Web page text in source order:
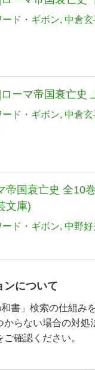
ード・ギボン 中倉玄
ーマ帝国衰亡史
ード・ギボン 中倉玄
帝国衰亡史 全10
文庫)
ード・ギボン 中野好
ンについて
書」検索の仕組み
からない場合の対処
ご確認ください。